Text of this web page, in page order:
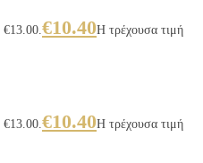
€10.40Η τρέχουσα τιμή
€10.40Η τρέχουσα τιμή